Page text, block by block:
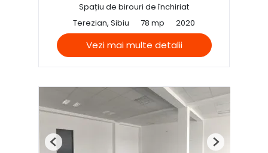
Spațiu de birouri de închiriat
Terezian, Sibiu
78 mp 2020
Vezi mai multe detalii
Previous Next